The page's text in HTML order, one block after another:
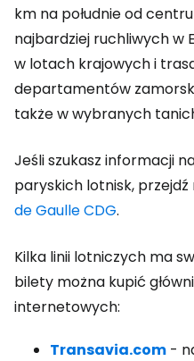
km na południe od
najbardziej ruchliwych w
w lotach krajowych i
departamentów
także w wybranych
Jeśli szukasz informacji
paryskich lotnisk,
de Gaulle CDG.
Kilka linii lotniczych ma
bilety można kupić
internetowych:
Transavia.com -